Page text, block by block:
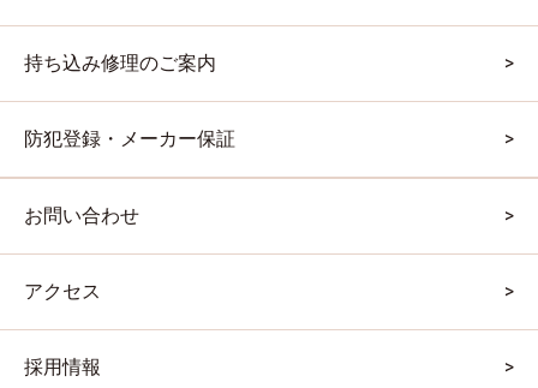
持ち込み修理のご案内
防犯登録・メーカー保証
お問い合わせ
アクセス
採用情報